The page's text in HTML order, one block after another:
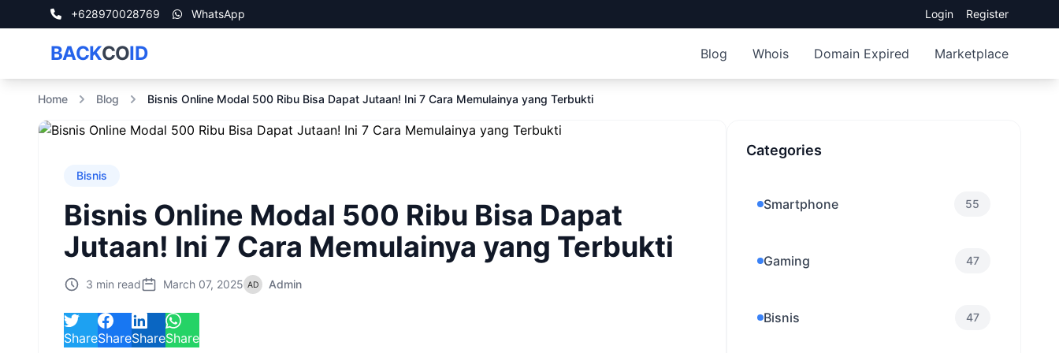
+628970028769 WhatsApp Login Register
BACKCOID Blog Whois Domain Expired Marketplace
Home Blog Bisnis Online Modal 500 Ribu Bisa Dapat Jutaan! Ini 7 Cara Memulainya yang Terbukti
Bisnis
Bisnis Online Modal 500 Ribu Bisa Dapat
Jutaan! Ini 7 Cara Memulainya yang Terbukti
3 min read March 07, 2025 Admin
ShareShareShareShare
Categories
Smartphone 55
Gaming 47
Bisnis 47